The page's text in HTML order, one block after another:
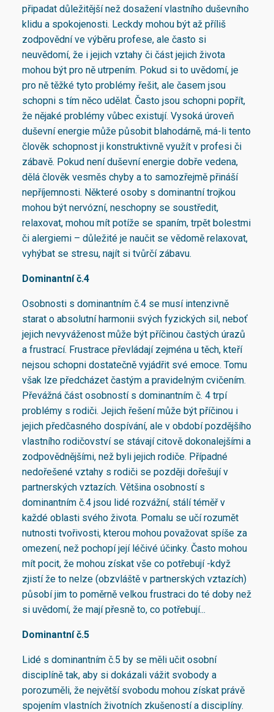
připadat důležitější než dosažení vlastního duševního
klidu a spokojenosti. Leckdy mohou být až příliš
zodpovědní ve výběru profese, ale často si
neuvědomí, že i jejich vztahy či část jejich života
mohou být pro ně utrpením. Pokud si to uvědomí, je
pro ně těžké tyto problémy řešit, ale časem jsou
schopni s tím něco udělat. Často jsou schopni popřít,
že nějaké problémy vůbec existují. Vysoká úroveň
duševní energie může působit blahodárně, má-li tento
člověk schopnost ji konstruktivně využít v profesi či
zábavě. Pokud není duševní energie dobře vedena,
dělá člověk vesměs chyby a to samozřejmě přináší
nepříjemnosti. Některé osoby s dominantní trojkou
mohou být nervózní, neschopny se soustředit,
relaxovat, mohou mít potíže se spaním, trpět bolestmi
či alergiemi – důležité je naučit se vědomě relaxovat,
vyhýbat se stresu, najít si tvůrčí zábavu.
Dominantní č.4
Osobnosti s dominantním č.4 se musí intenzivně
starat o absolutní harmonii svých fyzických sil, neboť
jejich nevyváženost může být příčinou častých úrazů
a frustrací. Frustrace převládají zejména u těch, kteří
nejsou schopni dostatečně vyjádřit své emoce. Tomu
však lze předcházet častým a pravidelným cvičením.
Převážná část osobností s dominantním č. 4 trpí
problémy s rodiči. Jejich řešení může být příčinou i
jejich předčasného dospívání, ale v období pozdějšího
vlastního rodičovství se stávají citově dokonalejšími a
zodpovědnějšími, než byli jejich rodiče. Případné
nedořešené vztahy s rodiči se později dořešují v
partnerských vztazích. Většina osobností s
dominantním č.4 jsou lidé rozvážní, stálí téměř v
každé oblasti svého života. Pomalu se učí rozumět
nutnosti tvořivosti, kterou mohou považovat spíše za
omezení, než pochopí její léčivé účinky. Často mohou
mít pocit, že mohou získat vše co potřebují -když
zjistí že to nelze (obzvláště v partnerských vztazích)
působí jim to poměrně velkou frustraci do té doby než
si uvědomí, že mají přesně to, co potřebují...
Dominantní č.5
Lidé s dominantním č.5 by se měli učit osobní
disciplíně tak, aby si dokázali vážit svobody a
porozuměli, že největší svobodu mohou získat právě
spojením vlastních životních zkušeností a disciplíny.